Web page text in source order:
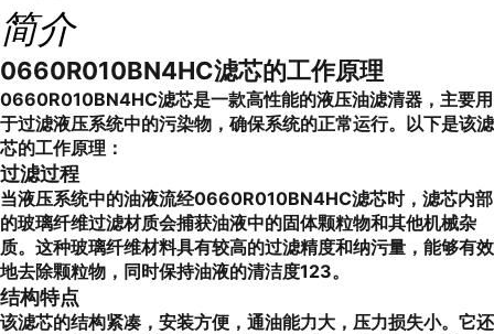
简介
0660R010BN4HC滤芯的工作原理
0660R010BN4HC滤芯是一款高性能的液压油滤清器，主要用
于过滤液压系统中的污染物，确保系统的正常运行。以下是该滤
芯的工作原理：
过滤过程
当液压系统中的油液流经0660R010BN4HC滤芯时，滤芯内部
的玻璃纤维过滤材质会捕获油液中的固体颗粒物和其他机械杂
质。这种玻璃纤维材料具有较高的过滤精度和纳污量，能够有效
地去除颗粒物，同时保持油液的清洁度123。
结构特点
该滤芯的结构紧凑，安装方便，通油能力大，压力损失小。它还